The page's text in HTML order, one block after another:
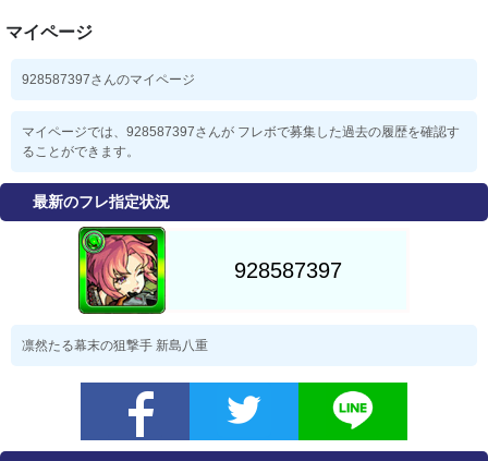
マイページ
928587397さんのマイページ
マイページでは、928587397さんが フレボで募集した過去の履歴を確認す
ることができます。
最新のフレ指定状況
凛然たる幕末の狙撃手 新島八重